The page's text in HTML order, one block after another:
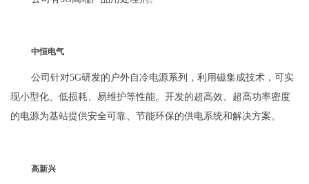
中恒电气
公司针对5G研发的户外自冷电源系列，利用磁集成技术，可实
现小型化、低损耗、易维护等性能。开发的超高效、超高功率密度
的电源为基站提供安全可靠、节能环保的供电系统和解决方案。
高新兴